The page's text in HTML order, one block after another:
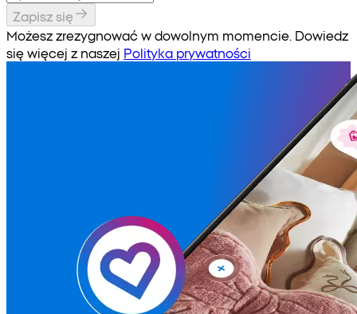
Zapisz się
Możesz zrezygnować w dowolnym momencie. Dowiedz
się więcej z naszej Polityka prywatności